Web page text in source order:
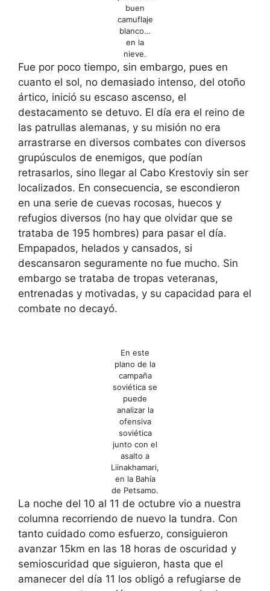
buen
camuflaje
blanco…
en la
nieve.
Fue por poco tiempo, sin embargo, pues en
cuanto el sol, no demasiado intenso, del otoño
ártico, inició su escaso ascenso, el
destacamento se detuvo. El día era el reino de
las patrullas alemanas, y su misión no era
arrastrarse en diversos combates con diversos
grupúsculos de enemigos, que podían
retrasarlos, sino llegar al Cabo Krestoviy sin ser
localizados. En consecuencia, se escondieron
en una serie de cuevas rocosas, huecos y
refugios diversos (no hay que olvidar que se
trataba de 195 hombres) para pasar el día.
Empapados, helados y cansados, si
descansaron seguramente no fue mucho. Sin
embargo se trataba de tropas veteranas,
entrenadas y motivadas, y su capacidad para el
combate no decayó.
En este
plano de la
campaña
soviética se
puede
analizar la
ofensiva
soviética
junto con el
asalto a
Liinakhamari,
en la Bahía
de Petsamo.
La noche del 10 al 11 de octubre vio a nuestra
columna recorriendo de nuevo la tundra. Con
tanto cuidado como esfuerzo, consiguieron
avanzar 15km en las 18 horas de oscuridad y
semioscuridad que siguieron, hasta que el
amanecer del día 11 los obligó a refugiarse de